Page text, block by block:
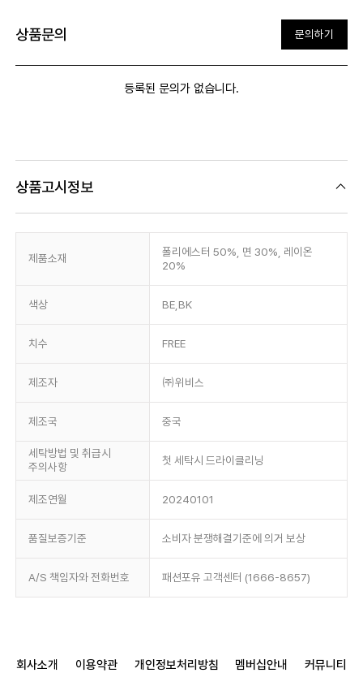
상품문의 문의하기
등록된 문의가 없습니다.
상품고시정보
제품소재
폴리에스터 50%, 면 30%, 레이온
20%
색상 BE,BK
치수 FREE
제조자 ㈜위비스
제조국 중국
세탁방법 및 취급시
주의사항
첫 세탁시 드라이클리닝
제조연월 20240101
품질보증기준 소비자 분쟁해결기준에 의거 보상
A/S 책임자와 전화번호 패션포유 고객센터 (1666-8657)
회사소개 이용약관 개인정보처리방침 멤버십안내 커뮤니티